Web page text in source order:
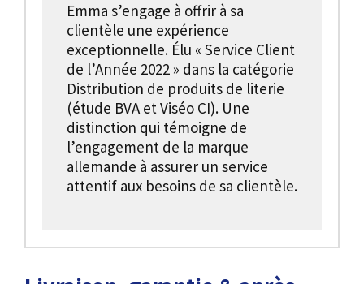
Emma s’engage à offrir à sa
clientèle une expérience
exceptionnelle. Élu « Service Client
de l’Année 2022 » dans la catégorie
Distribution de produits de literie
(étude BVA et Viséo CI). Une
distinction qui témoigne de
l’engagement de la marque
allemande à assurer un service
attentif aux besoins de sa clientèle.